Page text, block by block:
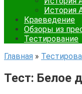
История
Краеведение
Обзоры из
Тестирование
Главная »
Тест: Белое